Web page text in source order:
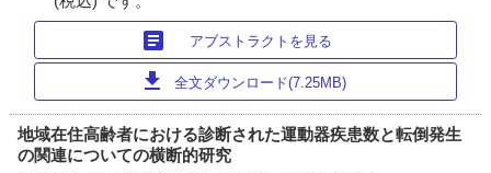
article アブストラクトを見る
download 全文ダウンロード(7.25MB)
地域在住高齢者における診断された運動器疾患数と転倒発生
の関連についての横断的研究